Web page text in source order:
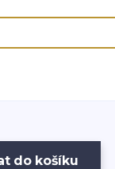
do košíku